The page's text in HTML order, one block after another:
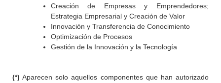
Creación de Empresas y Emprendedores;
Estrategia Empresarial y Creación de Valor
Innovación y Transferencia de Conocimiento
Optimización de Procesos
Gestión de la Innovación y la Tecnología
(*) Aparecen solo aquellos componentes que han autorizado